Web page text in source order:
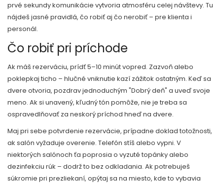
prvé sekundy komunikácie vytvoria atmosféru celej návštevy. Tu
nájdeš jasné pravidlá, čo robiť aj čo nerobiť – pre klienta i
personál.
Čo robiť pri príchode
Ak máš rezerváciu, prídť 5–10 minút vopred. Zazvoň alebo
poklepkaj ticho – hlučné vniknutie kazí zážitok ostatným. Keď sa
dvere otvoria, pozdrav jednoduchým "Dobrý deň" a uveď svoje
meno. Ak si unavený, kľudný tón pomôže, nie je treba sa
ospravedlňovať za neskorý príchod hneď na dvere.
Maj pri sebe potvrdenie rezervácie, prípadne doklad totožnosti,
ak salón vyžaduje overenie. Telefón stíš alebo vypni. V
niektorých salónoch ťa poprosia o vyzuté topánky alebo
dezinfekciu rúk – dodrž to bez odkladania. Ak potrebuješ
súkromie pri prezliekaní, opýtaj sa na miesto, kde to vybavia